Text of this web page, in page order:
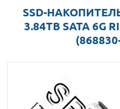
SSD-
3.84TB SATA 6G